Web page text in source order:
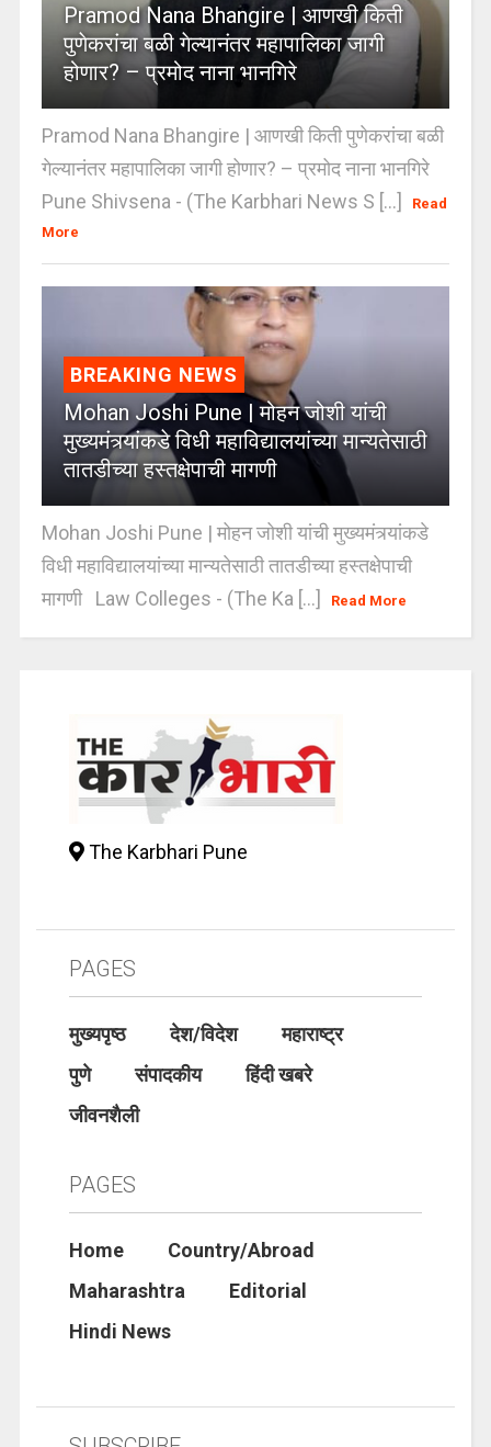
Pramod Nana Bhangire | आणखी किती
पुणेकरांचा बळी गेल्यानंतर महापालिका जागी
होणार? – प्रमोद नाना भानगिरे
Pramod Nana Bhangire | आणखी किती पुणेकरांचा बळी
गेल्यानंतर महापालिका जागी होणार? – प्रमोद नाना भानगिरे
Pune Shivsena - (The Karbhari News S [...]
Read
More
BREAKING NEWS
Mohan Joshi Pune | मोहन जोशी यांची
मुख्यमंत्र्यांकडे विधी महाविद्यालयांच्या मान्यतेसाठी
तातडीच्या हस्तक्षेपाची मागणी
Mohan Joshi Pune | मोहन जोशी यांची मुख्यमंत्र्यांकडे
विधी महाविद्यालयांच्या मान्यतेसाठी तातडीच्या हस्तक्षेपाची
मागणी Law Colleges - (The Ka [...]
Read More
The Karbhari Pune
PAGES
मुख्यपृष्ठ देश/विदेश
महाराष्ट्र
पुणे
संपादकीय
हिंदी खबरे
जीवनशैली
PAGES
Home
Country/Abroad
Maharashtra
Editorial
Hindi News